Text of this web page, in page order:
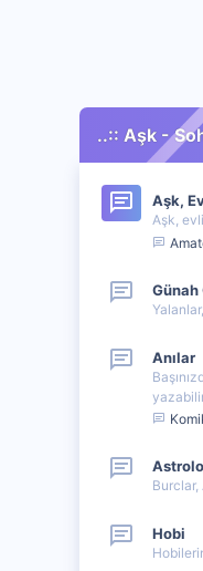
..:: Aşk -
Aşk,
Aşk,
Günah
Anılar
Burclar,
Hobi